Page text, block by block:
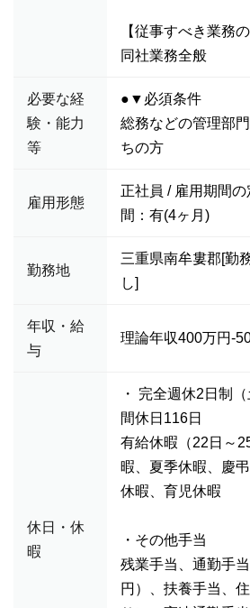
【従事すべき業務
同社業務全般
必要な経
験・能力
等
●▼必須条件
総務などの管理部
ちの方
雇用形態
正社員 / 雇用期間
間：有(4ヶ月)
勤務地
三重県南牟婁郡[勤
し]
年収・給
与
理論年収400万円-
休日・休
暇
・ 完全週休2日制
間休日116日
有給休暇（22日～
暇、夏季休暇、慶
休暇、育児休暇
・その他手当
残業手当、通勤手
円）、扶養手当、